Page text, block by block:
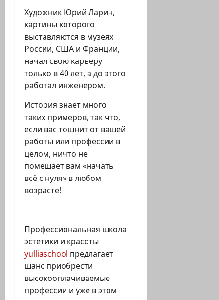
Художник Юрий Ларин,
картины которого
выставляются в музеях
России, США и Франции,
начал свою карьеру
только в 40 лет, а до этого
работал инженером.
История знает много
таких примеров, так что,
если вас тошнит от вашей
работы или профессии в
целом, ничто не
помешает вам «начать
всё с нуля» в любом
возрасте!
Профессиональная школа
эстетики и красоты
yulliaschool предлагает
шанс приобрести
высокооплачиваемые
профессии и уже в этом